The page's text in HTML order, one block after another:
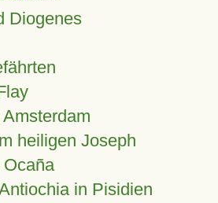
Diogenes
heiligen Joseph
in Pisidien